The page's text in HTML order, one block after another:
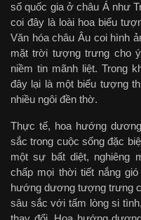
số quốc gia ở châu Á như
coi đây là loài hoa biểu
Văn hóa châu Âu coi hình
mặt trời tượng trưng cho
niềm tin mãnh liệt. Trong
đây lại là một biểu tượng
nhiều ngôi đền thờ.
Thực tế, hoa hướng
sắc trong cuộc sống đặc
một sự bất diệt, nghiêng
chấp mọi thời tiết nắng
hướng dương tượng trưng
sâu sắc với tấm lòng si